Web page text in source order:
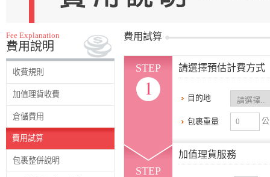
Fee Explanation
費用說明
收費規則
加值理貨收費
倉儲費用
費用試算
包裹整併說明
費用試算
STEP
1
STEP
請選擇預估計費方式
目的地
包裹重量
加值理貨服務